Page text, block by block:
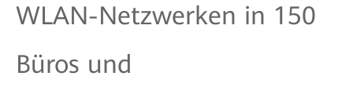
WLAN-Netzwerken in 150
Büros und